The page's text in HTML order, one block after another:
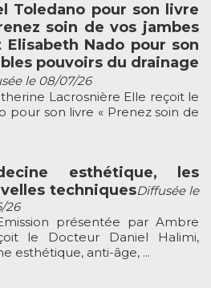
Toledano pour son livre
soin de vos jambes
Elisabeth Nado pour son
pouvoirs du drainage
le 08/07/26
Lacrosnière Elle reçoit le
pour son livre « Prenez soin de
esthétique, les
techniquesDiffusée le
26
présentée par Ambre
le Docteur Daniel Halimi,
esthétique, anti-âge, ...